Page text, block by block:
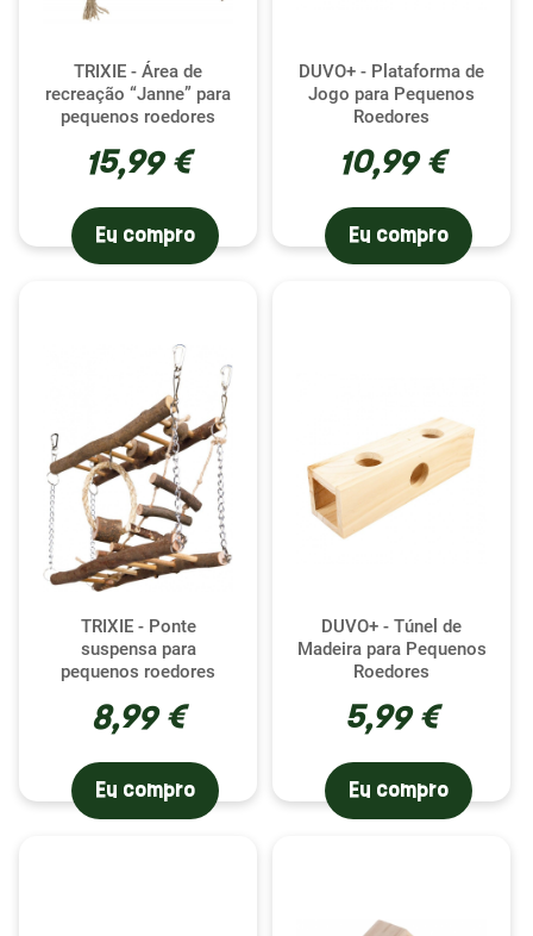
TRIXIE - Área de
recreação “Janne” para
pequenos roedores
15,99 €
Eu compro
DUVO+ - Plataforma de
Jogo para Pequenos
Roedores
10,99 €
Eu compro
TRIXIE - Ponte
suspensa para
pequenos roedores
8,99 €
Eu compro
DUVO+ - Túnel de
Madeira para Pequenos
Roedores
5,99 €
Eu compro